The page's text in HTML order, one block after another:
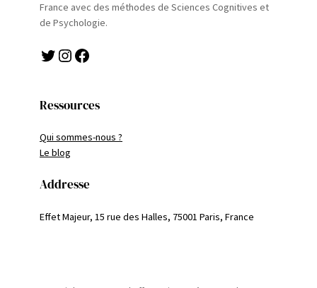
France avec des méthodes de Sciences Cognitives et
de Psychologie.
Twitter Instagram Facebook
Ressources
Qui sommes-nous ?
Le blog
Addresse
Effet Majeur, 15 rue des Halles, 75001 Paris, France